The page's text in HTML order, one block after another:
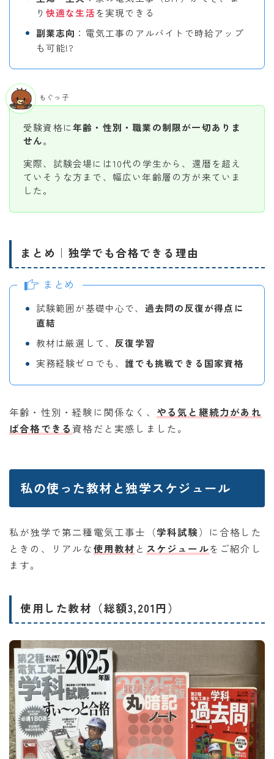
り 快適な生活を実現できる
副業志向 ：電気工事のアルバイトで時給アップ
も可能!?
受験資格に年齢・性別・職業の制限が一切ありま
せん。
実際、試験会場には10代の学生から、還暦を超え
ていそうな方まで、幅広い年齢層の方が来ていま
した。
もぐっ子
まとめ｜独学でも合格できる理由
まとめ
試験範囲が基礎中心で、 過去問の反復が得点に
直結
教材は厳選して、反復学習
実務経験ゼロでも、 誰でも挑戦できる国家資格
年齢・性別・経験に関係なく、 やる気と継続力があれ
ば合格できる資格だと実感しました。
私の使った教材と独学スケジュール
私が独学で第二種電気工事士（学科試験）に合格した
ときの、リアルな使用教材 と スケジュールをご紹介し
ます。
使用した教材（総額3,201円）